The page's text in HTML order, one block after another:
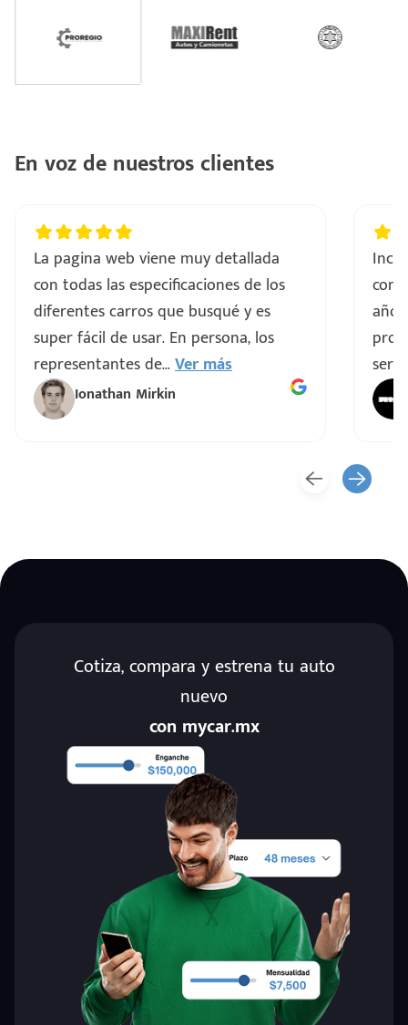
En voz de nuestros clientes
La pagina web viene muy detallada
con todas las especificaciones de los
diferentes carros que busqué y es
super fácil de usar. En persona, los
representantes de...Ver más
Ionathan Mirkin
Cotiza, compara y estrena tu auto
nuevo
con mycar.mx